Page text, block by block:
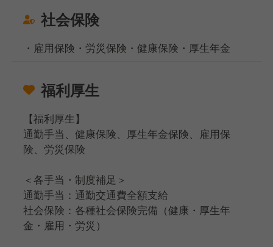
社会保険
・雇用保険・労災保険・健康保険・厚生年金
福利厚生
【福利厚生】
通勤手当、健康保険、厚生年金保険、雇用保
険、労災保険
＜各手当・制度補足＞
通勤手当：通勤交通費全額支給
社会保険：各種社会保険完備（健康・厚生年
金・雇用・労災）